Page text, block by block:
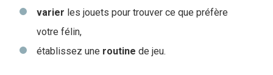
varier les jouets pour trouver ce que préfère
votre félin,
établissez une routine de jeu.